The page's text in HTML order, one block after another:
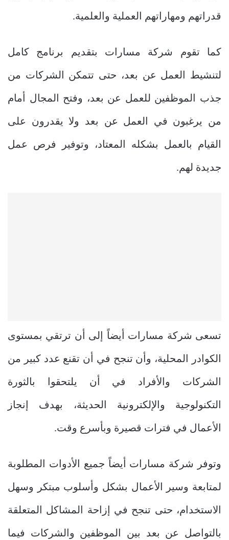
قدراتهم ومهاراتهم العملية والعلمية.
كما تقوم شركة مسارات بتقديم برنامج كامل
لتنشيط العمل عن بعد، حتى تتمكن الشركات من
جذب الموظفين للعمل عن بعد، وفتح المجال أمام
من يرغبون في العمل عن بعد ولا يقدرون على
القيام بالعمل بشكله المعتاد، وتوفير فرص عمل
جديدة لهم.
تسعى شركة مسارات أيضاً إلى أن ترتقي بمستوى
الكوادر المحلية، وأن تنجح في أن تقنع عدد كبير من
الشركات والأفراد في أن يلتحقوا بالثورة
التكنولوجية والإلكترونية الحديثة، بهدف إنجاز
الأعمال في فترات قصيرة وبأسرع وقت.
وتوفر شركة مسارات أيضاً جميع الأدوات المطلوبة
لمتابعة وسير الأعمال بشكل وأسلوب مبتكر وسهل
الاستخدام، حتى تنجح في إزاحة المشاكل المتعلقة
بالتواصل عن بعد بين الموظفين والشركات فيما